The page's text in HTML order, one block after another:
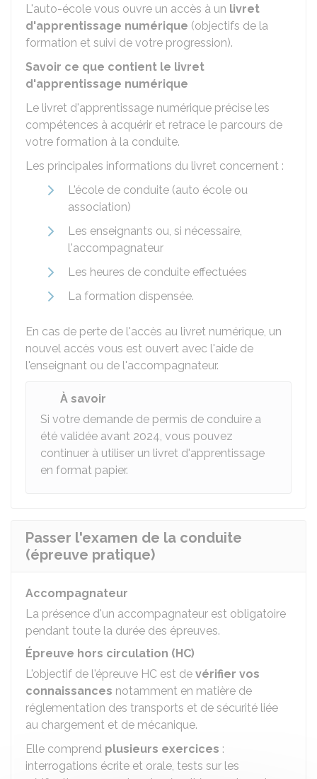
L'auto-école vous ouvre un accès à un livret
d'apprentissage numérique (objectifs de la
formation et suivi de votre progression).
Savoir ce que contient le livret
d'apprentissage numérique
Le livret d'apprentissage numérique précise les
compétences à acquérir et retrace le parcours de
votre formation à la conduite.
Les principales informations du livret concernent :
L'école de conduite (auto école ou
association)
Les enseignants ou, si nécessaire,
l'accompagnateur
Les heures de conduite effectuées
La formation dispensée.
En cas de perte de l'accès au livret numérique, un
nouvel accès vous est ouvert avec l'aide de
l'enseignant ou de l'accompagnateur.
À savoir
Si votre demande de permis de conduire a
été validée avant 2024, vous pouvez
continuer à utiliser un livret d'apprentissage
en format papier.
Passer l'examen de la conduite
(épreuve pratique)
Accompagnateur
La présence d'un accompagnateur est obligatoire
pendant toute la durée des épreuves.
Épreuve hors circulation (HC)
L'objectif de l'épreuve HC est de vérifier vos
connaissances notamment en matière de
réglementation des transports et de sécurité liée
au chargement et de mécanique.
Elle comprend plusieurs exercices :
interrogations écrite et orale, tests sur les